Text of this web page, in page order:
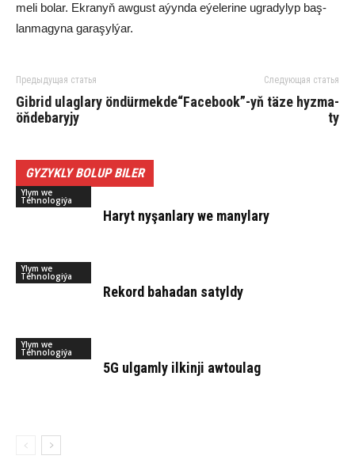
me­li bo­lar. Ek­ra­nyň aw­gust aýyn­da eýe­le­ri­ne ug­ra­dy­lyp baş­
lan­ma­gy­na ga­ra­şyl­ýar.
Предыдущая статья
Gib­rid ulag­la­ry ön­dür­mek­de
öň­de­ba­ry­jy
Следующая статья
“Facebook”-yň tä­ze hyz­ma­
ty
GYZYKLY BOLUP BILER
Ylym we
Tehnologiýa
Ha­ryt ny­şan­la­ry we ma­ny­la­ry
Ylym we
Tehnologiýa
Rekord bahadan satyldy
Ylym we
Tehnologiýa
5G ulgamly ilkinji awtoulag